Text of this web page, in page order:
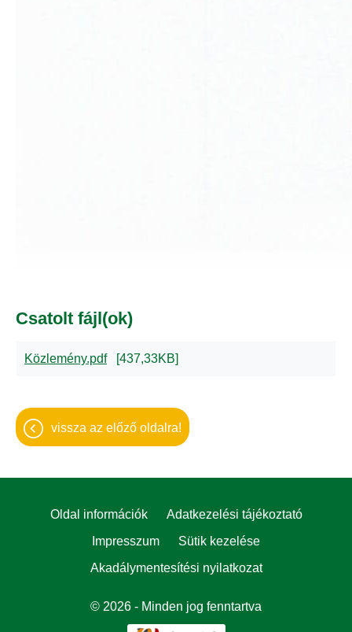
Csatolt fájl(ok)
Közlemény.pdf [437,33KB]
vissza az előző oldalra!
© 2026 - Minden jog fenntartva
Oldal információk
Adatkezelési tájékoztató
Impresszum
Sütik kezelése
Akadálymentesítési nyilatkozat